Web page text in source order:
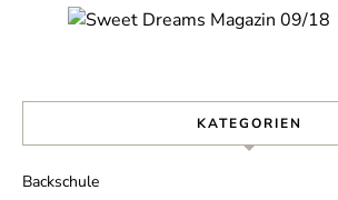
KATEGORIEN
Backschule